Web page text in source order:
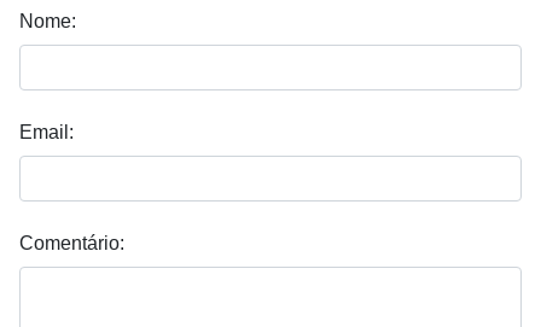
Nome:
Email:
Comentário: